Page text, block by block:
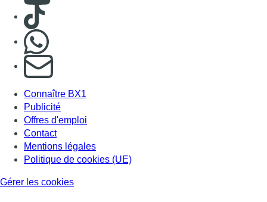
Consulter TikTok
S'abonner à notre newsletter
Connaître BX1
Publicité
Offres d'emploi
Contact
Mentions légales
Politique de cookies (UE)
Gérer les cookies